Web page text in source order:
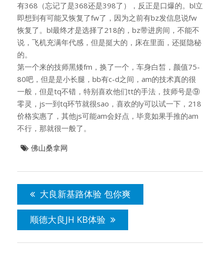
有368（忘记了是368还是398了），反正是口爆的。bl立
即想到有可能又恢复了fw了，因为之前有bz发信息说fw
恢复了。bl最终才是选择了218的，bz带进房间，不能不
说，飞机充满年代感，但是挺大的，床在里面，还挺隐秘
的。
第一个来的技师黑矮fm，换了一个，车身白皙，颜值75-
80吧，但是是小长腿，bb有c-d之间，am的技术真的很
一般，但是tq不错，特别喜欢他们tt的手法，技师号是⑨
零灵，js一到tq环节就很sao，喜欢的ly可以试一下，218
价格实惠了，其他js可能am会好点，毕竟如果手推的am
不行，那就很一般了。
佛山桑拿网
导
航
大良新基路体验 包你爽
顺德大良JH KB体验